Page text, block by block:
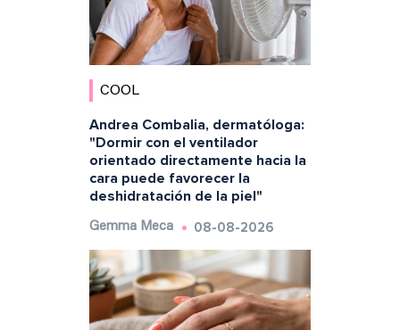
COOL
Andrea Combalia, dermatóloga:
"Dormir con el ventilador
orientado directamente hacia la
cara puede favorecer la
deshidratación de la piel"
Gemma Meca 08-08-2026